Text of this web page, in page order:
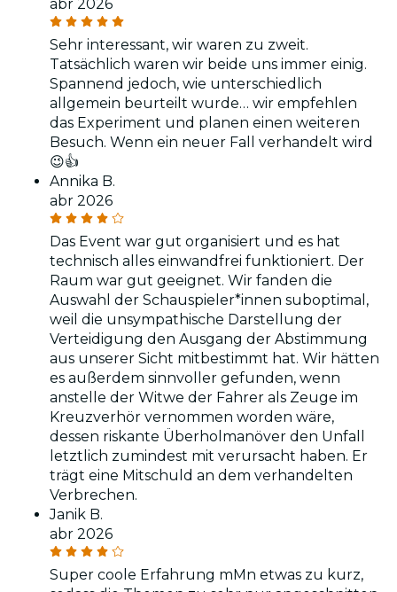
abr 2026
Sehr interessant, wir waren zu zweit.
Tatsächlich waren wir beide uns immer einig.
Spannend jedoch, wie unterschiedlich
allgemein beurteilt wurde… wir empfehlen
das Experiment und planen einen weiteren
Besuch. Wenn ein neuer Fall verhandelt wird
😉👍
Annika B.
abr 2026
Das Event war gut organisiert und es hat
technisch alles einwandfrei funktioniert. Der
Raum war gut geeignet. Wir fanden die
Auswahl der Schauspieler*innen suboptimal,
weil die unsympathische Darstellung der
Verteidigung den Ausgang der Abstimmung
aus unserer Sicht mitbestimmt hat. Wir hätten
es außerdem sinnvoller gefunden, wenn
anstelle der Witwe der Fahrer als Zeuge im
Kreuzverhör vernommen worden wäre,
dessen riskante Überholmanöver den Unfall
letztlich zumindest mit verursacht haben. Er
trägt eine Mitschuld an dem verhandelten
Verbrechen.
Janik B.
abr 2026
Super coole Erfahrung mMn etwas zu kurz,